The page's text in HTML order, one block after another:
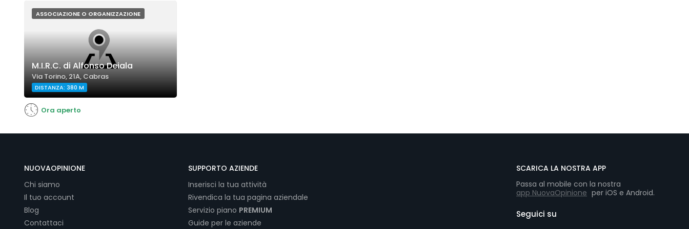
ASSOCIAZIONE O ORGANIZZAZIONE
M.I.R.C. di Alfonso Deiala
Via Torino, 21A, Cabras
DISTANZA: 380 M
Ora aperto
NUOVAOPINIONE
Chi siamo
Il tuo account
Blog
Contattaci
SUPPORTO AZIENDE
Inserisci la tua attività
Rivendica la tua pagina aziendale
Servizio piano PREMIUM
Guide per le aziende
SCARICA LA NOSTRA APP
Passa al mobile con la nostra
app NuovaOpinione per iOS e Android.
Seguici su